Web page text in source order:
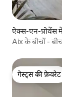
ऐक्स-एन-प्रोवेंस
Aix के बीचों -
गेस्ट्स की फ़ेवरेट
गेस्ट्स की फ़ेवरेट